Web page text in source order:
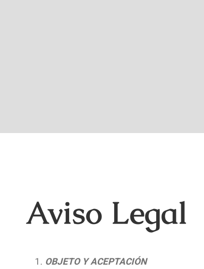
Aviso Legal
OBJETO Y ACEPTACIÓN